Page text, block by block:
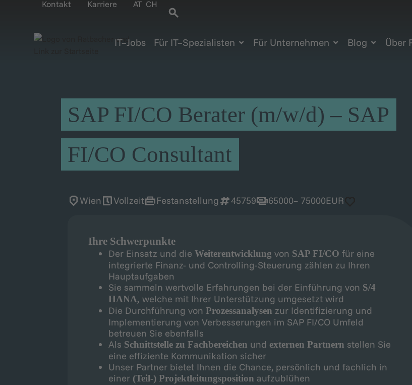
Kontakt Karriere AT CH
IT–Jobs Für IT–Spezialisten Für Unternehmen Blog Über
SAP FI/CO Berater (m/w/d) – SAP
FI/CO Consultant
Wien Vollzeit Festanstellung 45759 65000– 75000EUR
Ihre Schwerpunkte
Der Einsatz und die Weiterentwicklung von SAP FI/CO für eine
integrierte Finanz- und Controlling-Steuerung zählen zu Ihren
Hauptaufgaben
Sie sammeln wertvolle Erfahrungen bei der Einführung von S/4
HANA, welche mit Ihrer Unterstützung umgesetzt wird
Die Durchführung von Prozessanalysen zur Identifizierung und
Implementierung von Verbesserungen im SAP FI/CO Umfeld
betreuen Sie ebenfalls
Als Schnittstelle zu Fachbereichen und externen Partnern stellen Sie
eine effiziente Kommunikation sicher
Unser Partner bietet Ihnen die Chance, persönlich und fachlich in
einer (Teil-) Projektleitungsposition aufzublühen